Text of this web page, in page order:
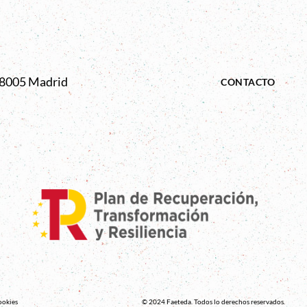
Madrid CONTACTO
© 2024 Faeteda. Todos lo derechos reservados.